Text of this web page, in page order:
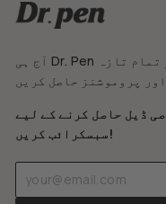
آج ہی Dr. Pen کی میلنگ لسٹ میں شامل ہوں اور تمام تازہ
پروموشنز حاصل کریں
ڈیل حاصل کرنے کے لیے
سبسکرائب کریں!
ای
کریں